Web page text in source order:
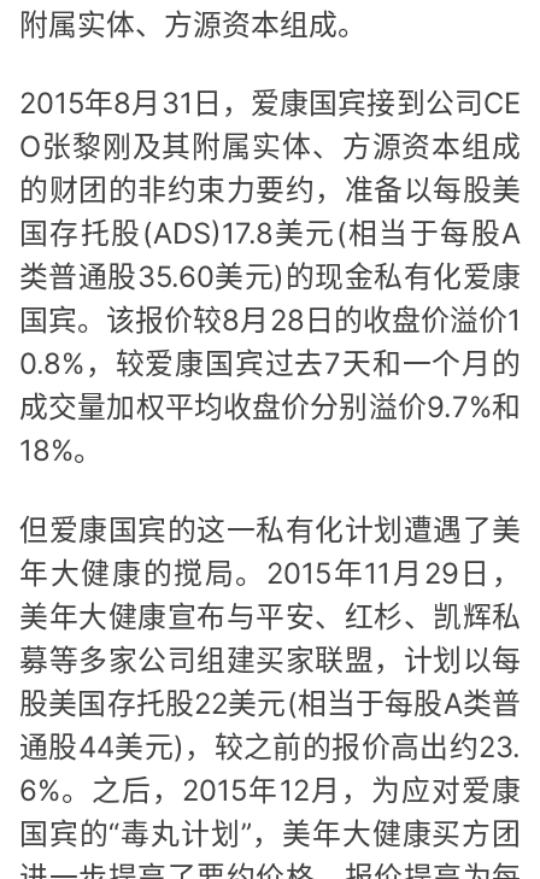
附属实体、方源资本组成。
2015年8月31日，爱康国宾接到公司CE
O张黎刚及其附属实体、方源资本组成
的财团的非约束力要约，准备以每股美
国存托股(ADS)17.8美元(相当于每股A
类普通股35.60美元)的现金私有化爱康
国宾。该报价较8月28日的收盘价溢价1
0.8%，较爱康国宾过去7天和一个月的
成交量加权平均收盘价分别溢价9.7%和
18%。
但爱康国宾的这一私有化计划遭遇了美
年大健康的搅局。2015年11月29日，
美年大健康宣布与平安、红杉、凯辉私
募等多家公司组建买家联盟，计划以每
股美国存托股22美元(相当于每股A类普
通股44美元)，较之前的报价高出约23.
6%。之后，2015年12月，为应对爱康
国宾的“毒丸计划”，美年大健康买方团